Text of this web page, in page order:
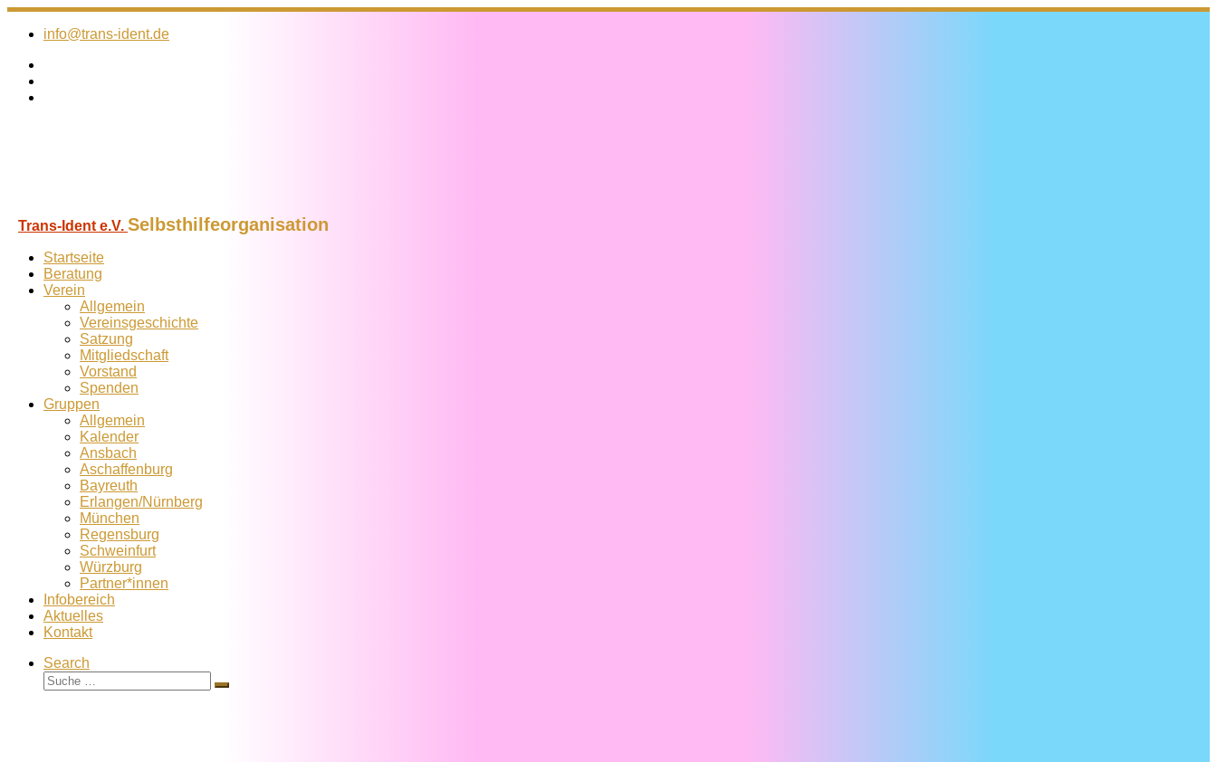
Zum
Inhalt
info@trans-ident.de
Trans-Ident e.V. Selbsthilfeorganisation
Startseite
Beratung
Verein
Allgemein
Vereins­geschichte
Satzung
Mitglied­schaft
Vorstand
Spenden
Gruppen
Allgemein
Kalender
Ansbach
Aschaffenburg
Bayreuth
Erlangen/Nürnberg
München
Regensburg
Schweinfurt
Würzburg
Partner*innen
Infobereich
Aktuelles
Kontakt
Search
Suche
Suche